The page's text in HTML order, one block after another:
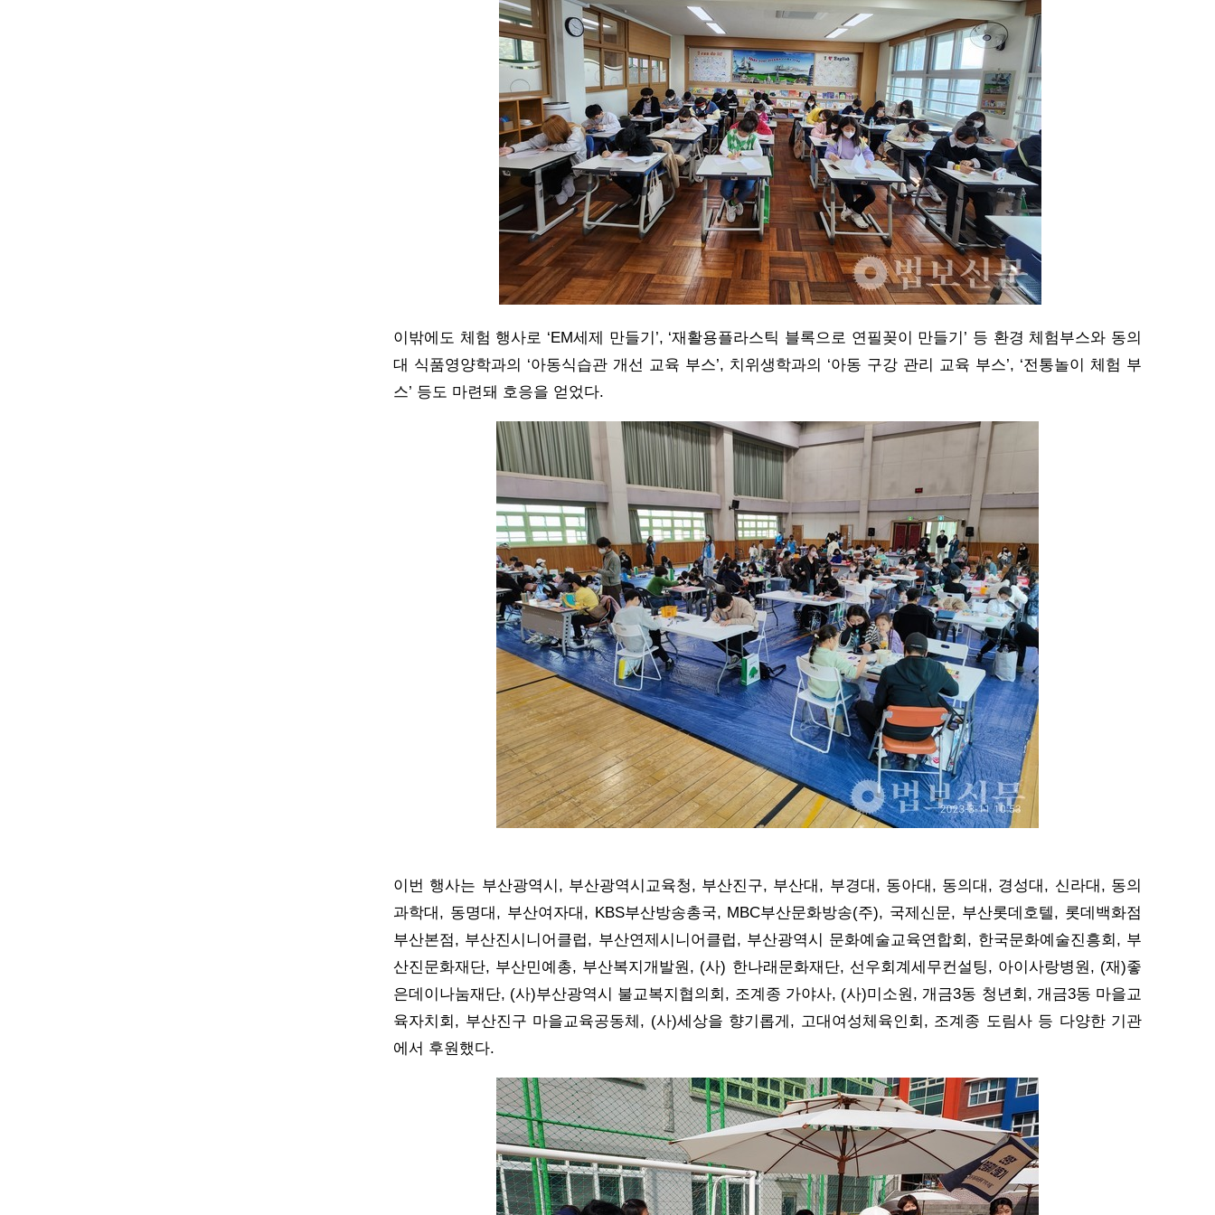
이밖에도 체험 행사로 ‘EM세제 만들기’, ‘재활용플라스틱 블록으로 연필꽂이 만들기’ 등 환경 체험부스와 동의
대 식품영양학과의 ‘아동식습관 개선 교육 부스’, 치위생학과의 ‘아동 구강 관리 교육 부스’, ‘전통놀이 체험 부
스’ 등도 마련돼 호응을 얻었다.
이번 행사는 부산광역시, 부산광역시교육청, 부산진구, 부산대, 부경대, 동아대, 동의대, 경성대, 신라대, 동의
과학대, 동명대, 부산여자대, KBS부산방송총국, MBC부산문화방송(주), 국제신문, 부산롯데호텔, 롯데백화점
부산본점, 부산진시니어클럽, 부산연제시니어클럽, 부산광역시 문화예술교육연합회, 한국문화예술진흥회, 부
산진문화재단, 부산민예총, 부산복지개발원, (사) 한나래문화재단, 선우회계세무컨설팅, 아이사랑병원, (재)좋
은데이나눔재단, (사)부산광역시 불교복지협의회, 조계종 가야사, (사)미소원, 개금3동 청년회, 개금3동 마을교
육자치회, 부산진구 마을교육공동체, (사)세상을 향기롭게, 고대여성체육인회, 조계종 도림사 등 다양한 기관
에서 후원했다.